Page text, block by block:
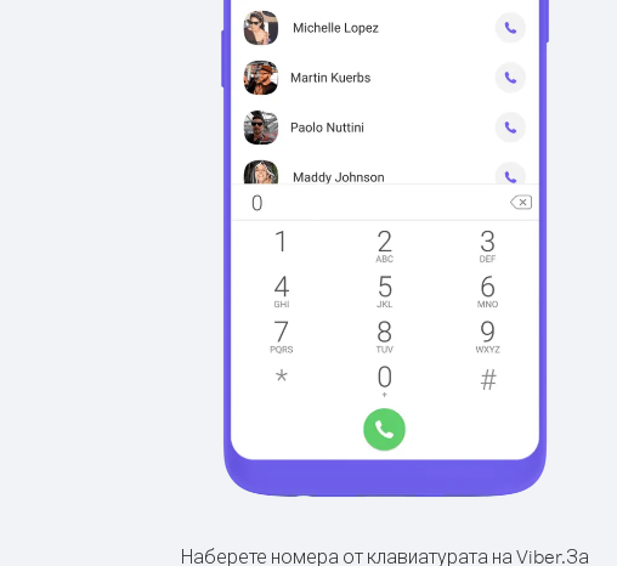
Наберете номера от клавиатурата на Viber.За